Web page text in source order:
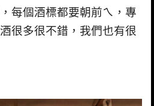
每個酒標都要朝前ㄟ，專
很多很不錯，我們也有很